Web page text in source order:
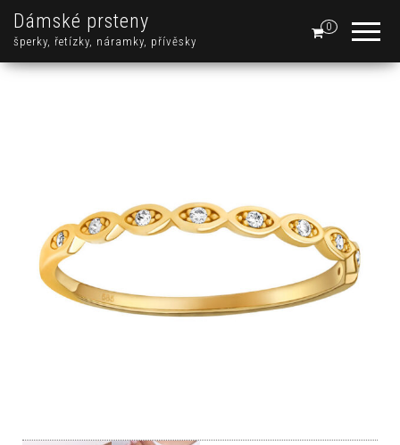
Dámské prsteny
šperky, řetízky, náramky, přívěsky
0